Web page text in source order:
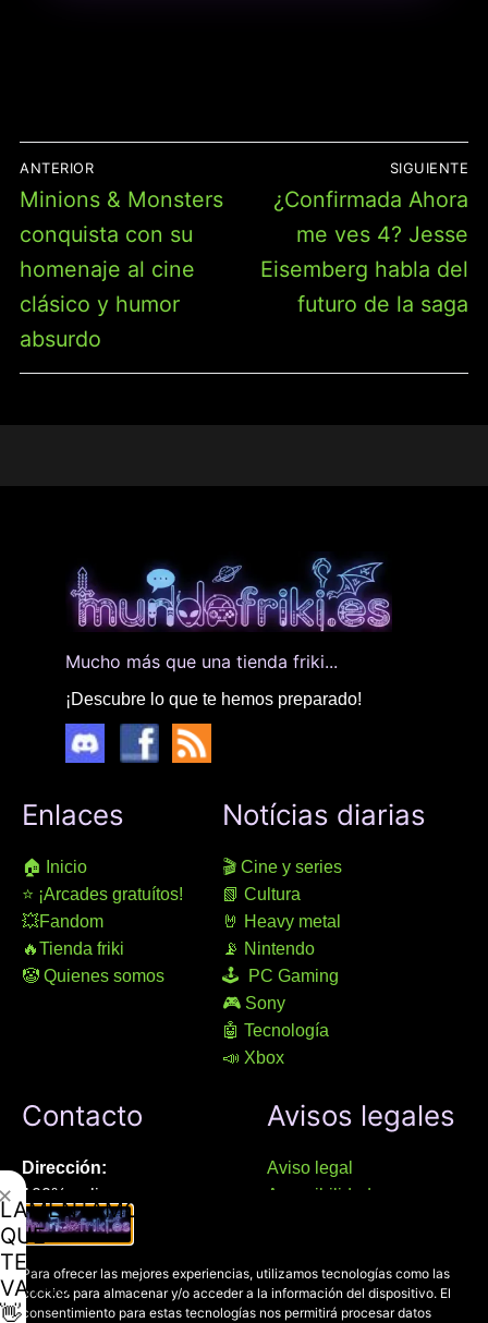
Para ofrecer las mejores experiencias, utilizamos tecnologías como las
cookies para almacenar y/o acceder a la información del dispositivo. El
consentimiento para estas tecnologías nos permitirá procesar datos
DE
ENTRADAS
ANTERIOR
Entrada
anterior:
Minions & Monsters
conquista con su
homenaje al cine
clásico y humor
absurdo
SIGUIENTE
Entrada
siguiente:
¿Confirmada Ahora
me ves 4? Jesse
Eisemberg habla del
futuro de la saga
Mucho más que una tienda friki...
¡Descubre lo que te hemos preparado!
Enlaces
🏠 Inicio
⭐ ¡Arcades gratuítos!
💥Fandom
🔥Tienda friki
🤡 Quienes somos
Notícias diarias
🎬 Cine y series
📗 Cultura
🤘 Heavy metal
📡 Nintendo
🕹 PC Gaming
🎮 Sony
🤖 Tecnología
📣 Xbox
Contacto
Dirección:
100% online
Manresa (08241), Barcelona
Chat Whatsapp (solo texto):
+34 689 800 662
Avisos legales
Aviso legal
Accesibilidad
Política de privacidad
LAMENTAMOS
QUE
TE
VAYAS
👋